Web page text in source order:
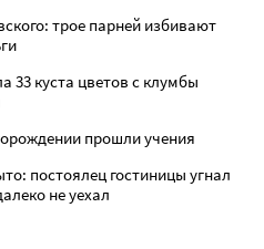
трое парней избивают
33 куста цветов с клумбы
прошли учения
постоялец гостиницы угнал
не уехал